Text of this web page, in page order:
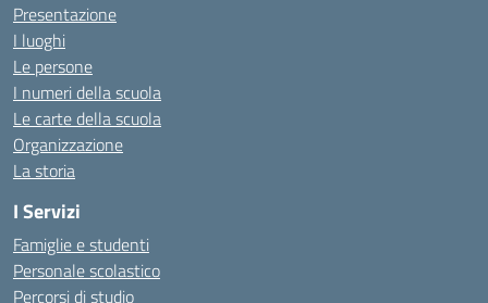
Presentazione
I luoghi
Le persone
I numeri della scuola
Le carte della scuola
Organizzazione
La storia
I Servizi
Famiglie e studenti
Personale scolastico
Percorsi di studio